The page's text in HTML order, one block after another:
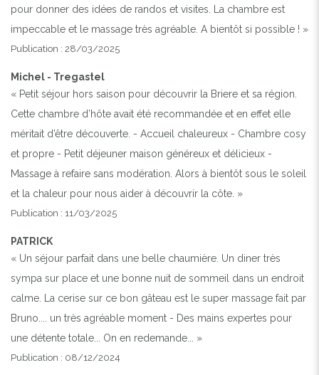
pour donner des idées de randos et visites. La chambre est
impeccable et le massage très agréable. A bientôt si possible ! »
Publication : 28/03/2025
Michel - Tregastel
« Petit séjour hors saison pour découvrir la Briere et sa région.
Cette chambre d’hôte avait été recommandée et en effet elle
méritait d’être découverte. - Accueil chaleureux - Chambre cosy
et propre - Petit déjeuner maison généreux et délicieux -
Massage à refaire sans modération. Alors à bientôt sous le soleil
et la chaleur pour nous aider à découvrir la côte. »
Publication : 11/03/2025
PATRICK
« Un séjour parfait dans une belle chaumière. Un diner très
sympa sur place et une bonne nuit de sommeil dans un endroit
calme. La cerise sur ce bon gâteau est le super massage fait par
Bruno.... un très agréable moment - Des mains expertes pour
une détente totale... On en redemande... »
Publication : 08/12/2024